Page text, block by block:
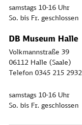
samstags 10-16 Uhr
So. bis Fr. geschlossen
DB Museum Halle
Volkmannstraße 39
06112 Halle (Saale)
Telefon 0345 215 2932
samstags 10-16 Uhr
So. bis Fr. geschlossen